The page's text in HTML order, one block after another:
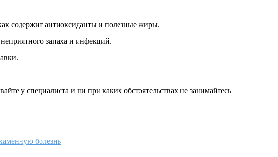
содержит антиоксиданты и полезные жиры.
запаха и инфекций.
у специалиста и ни при каких обстоятельствах не занимайтесь
болезнь